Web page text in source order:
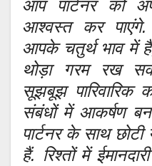
आप पार्टनर को
आश्वस्त कर पाएंगे.
आपके चतुर्थ भाव में
थोड़ा गरम रख
सूझबूझ पारिवारिक
संबंधों में आकर्षण
पार्टनर के साथ
हैं. रिश्तों में